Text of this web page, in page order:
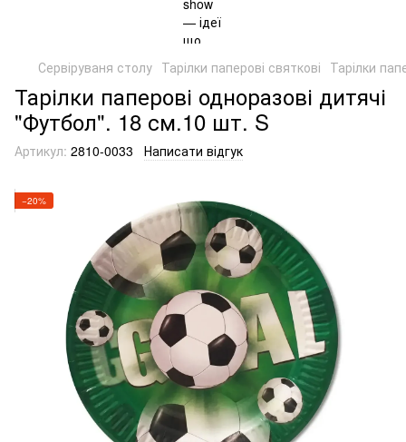
Сервіруваня столу Тарілки паперові святкові Тарілки
Тарілки паперові одноразові дитячі
"Футбол". 18 см.10 шт. S
Артикул: 2810-0033 Написати відгук
−20%